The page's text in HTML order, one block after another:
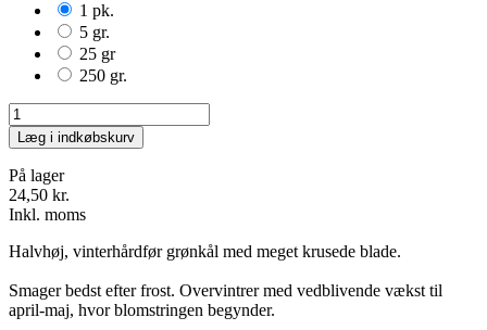
1 pk.
5 gr.
25 gr
250 gr.
Læg i indkøbskurv
På lager
24,50 kr.
Inkl. moms
Halvhøj, vinterhårdfør grønkål med meget krusede blade.
Smager bedst efter frost. Overvintrer med vedblivende vækst til
april-maj, hvor blomstringen begynder.